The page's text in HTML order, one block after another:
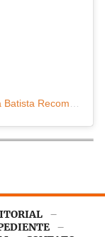
Uma publicação compartilhada por Igreja Batista Recomeço (@igrejabatistarecomecoiba)